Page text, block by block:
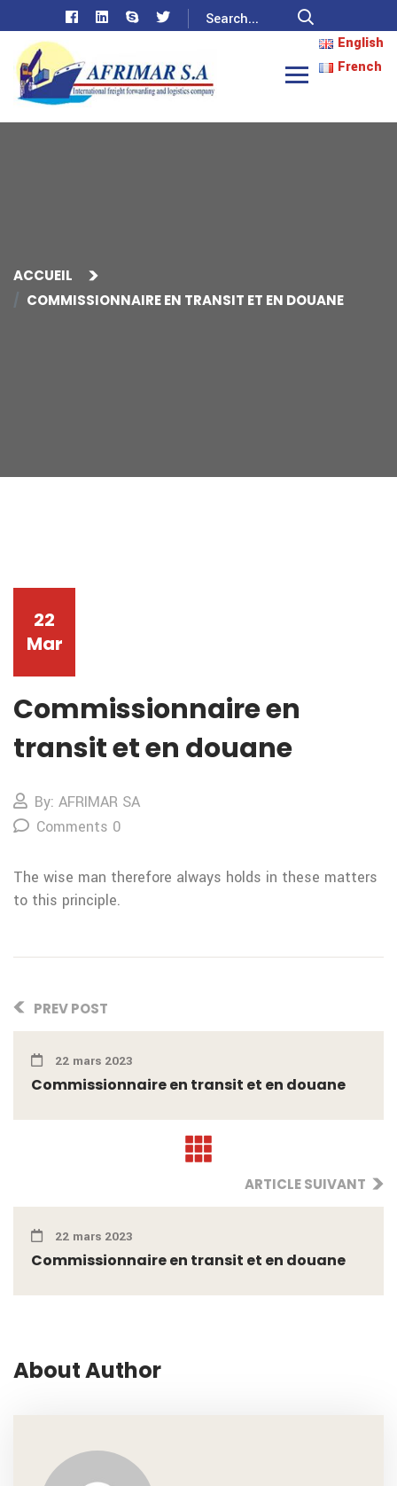
English
French
ACCUEIL
COMMISSIONNAIRE EN TRANSIT ET EN DOUANE
22
Mar
Commissionnaire en
transit et en douane
By: AFRIMAR SA
Comments 0
The wise man therefore always holds in these matters
to this principle.
PREV POST
22 mars 2023
Commissionnaire en transit et en douane
ARTICLE SUIVANT
22 mars 2023
Commissionnaire en transit et en douane
About Author